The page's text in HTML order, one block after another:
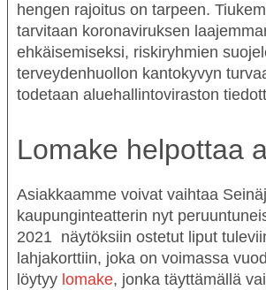
hengen rajoitus on tarpeen.
tarvitaan koronaviruksen
ehkäisemiseksi, riskiryhmien
terveydenhuollon kantokyvyn
todetaan aluehallintoviraston
Lomake helpottaa
Asiakkaamme voivat vaihtaa
kaupunginteatterin nyt
2021 näytöksiin ostetut liput
lahjakorttiin, joka on voimassa
löytyy lomake, jonka täyttämällä